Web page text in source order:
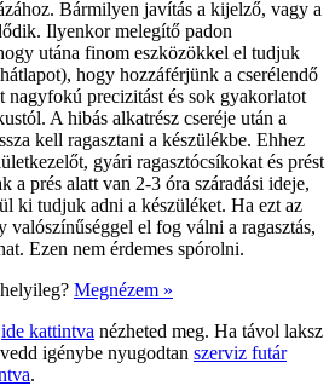
Bármilyen javítás a kijelző, vagy a
Ilyenkor melegítő padon
utána finom eszközökkel el tudjuk
hogy hozzáférjünk a cserélendő
nagyfokú precizitást és sok gyakorlatot
A hibás alkatrész cseréje után a
kell ragasztani a készülékbe. Ehhez
gyári ragasztócsíkokat és prést
a prés alatt van 2-3 óra száradási ideje,
ki tudjuk adni a készüléket. Ha ezt az
valószínűséggel el fog válni a ragasztás,
Ezen nem érdemes spórolni.
Megnézem »
ide kattintva nézheted meg. Ha távol laksz
igénybe nyugodtan szerviz futár
.